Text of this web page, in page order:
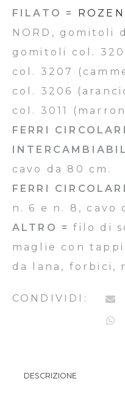
FILATO =
NORD, gomitoli
gomitoli col.
col. 3207
col. 3206
col. 3011
FERRI CIRCOLARI
cavo da 80 cm.
FERRI
n. 6 e n. 8, cavo
ALTRO = filo di
maglie con
da lana, forbici,
CONDIVIDI:
DESCRIZIONE